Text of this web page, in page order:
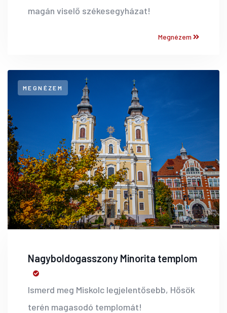
magán viselő székesegyházat!
Megnézem
MEGNÉZEM
Nagyboldogasszony Minorita templom
Ismerd meg Miskolc legjelentősebb, Hősök
terén magasodó templomát!